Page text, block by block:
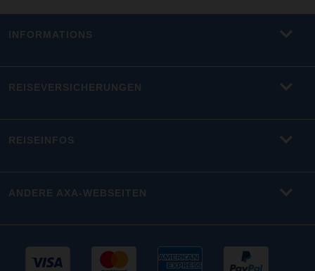
INFORMATIONS
REISEVERSICHERUNGEN
REISEINFOS
ANDERE AXA-WEBSEITEN